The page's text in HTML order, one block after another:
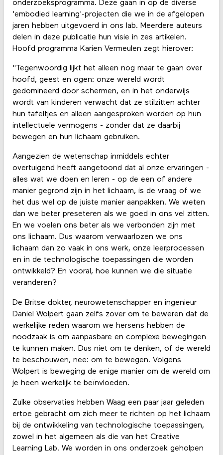
onderzoeksprogramma. Deze gaan in op de diverse
'embodied learning'-projecten die we in de afgelopen
jaren hebben uitgevoerd in ons lab. Meerdere auteurs
delen in deze publicatie hun visie in zes artikelen.
Hoofd programma Karien Vermeulen zegt hierover:
"Tegenwoordig lijkt het alleen nog maar te gaan over
hoofd, geest en ogen: onze wereld wordt
gedomineerd door schermen, en in het onderwijs
wordt van kinderen verwacht dat ze stilzitten achter
hun tafeltjes en alleen aangesproken worden op hun
intellectuele vermogens - zonder dat ze daarbij
bewegen en hun lichaam gebruiken.
Aangezien de wetenschap inmiddels echter
overtuigend heeft aangetoond dat al onze ervaringen -
alles wat we doen en leren - op de een of andere
manier gegrond zijn in het lichaam, is de vraag of we
het dus wel op de juiste manier aanpakken. We weten
dan we beter preseteren als we goed in ons vel zitten.
En we voelen ons beter als we verbonden zijn met
ons lichaam. Dus waarom verwaarlozen we ons
lichaam dan zo vaak in ons werk, onze leerprocessen
en in de technologische toepassingen die worden
ontwikkeld? En vooral, hoe kunnen we die situatie
veranderen?
De Britse dokter, neurowetenschapper en ingenieur
Daniel Wolpert gaan zelfs zover om te beweren dat de
werkelijke reden waarom we hersens hebben de
noodzaak is om aanpasbare en complexe bewegingen
te kunnen maken. Dus niet om te denken, of de wereld
te beschouwen, nee: om te bewegen. Volgens
Wolpert is beweging de enige manier om de wereld om
je heen werkelijk te beïnvloeden.
Zulke observaties hebben Waag een paar jaar geleden
ertoe gebracht om zich meer te richten op het lichaam
bij de ontwikkeling van technologische toepassingen,
zowel in het algemeen als die van het Creative
Learning Lab. We worden in ons onderzoek geholpen